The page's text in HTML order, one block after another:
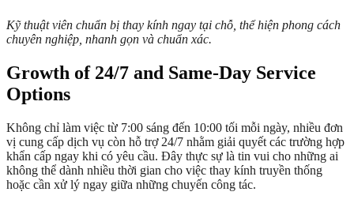
Kỹ thuật viên chuẩn bị thay kính ngay tại chỗ, thể hiện phong cách
chuyên nghiệp, nhanh gọn và chuẩn xác.
Growth of 24/7 and Same-Day Service
Options
Không chỉ làm việc từ 7:00 sáng đến 10:00 tối mỗi ngày, nhiều đơn
vị cung cấp dịch vụ còn hỗ trợ 24/7 nhằm giải quyết các trường hợp
khẩn cấp ngay khi có yêu cầu. Đây thực sự là tin vui cho những ai
không thể dành nhiều thời gian cho việc thay kính truyền thống
hoặc cần xử lý ngay giữa những chuyến công tác.